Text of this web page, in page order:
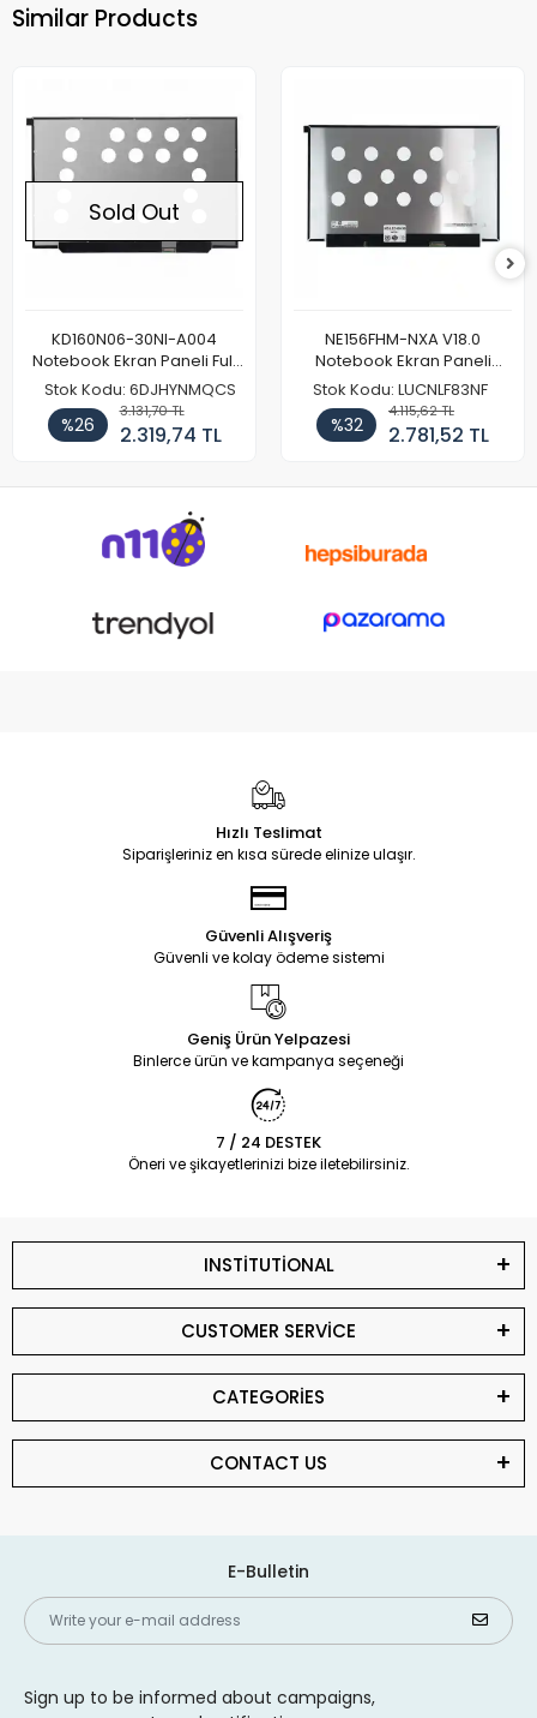
Similar Products
Sold Out
KD160N06-30NI-A004
Notebook Ekran Paneli Full
HD
Stok Kodu: 6DJHYNMQCS
%26
3.131,70 TL
2.319,74 TL
NE156FHM-NXA V18.0
Notebook Ekran Paneli
144Hz
Stok Kodu: LUCNLF83NF
%32
4.115,62 TL
2.781,52 TL
Hızlı Teslimat
Siparişleriniz en kısa sürede elinize ulaşır.
Güvenli Alışveriş
Güvenli ve kolay ödeme sistemi
Geniş Ürün Yelpazesi
Binlerce ürün ve kampanya seçeneği
7 / 24 DESTEK
Öneri ve şikayetlerinizi bize iletebilirsiniz.
INSTİTUTİONAL
CUSTOMER SERVİCE
CATEGORİES
CONTACT US
E-Bulletin
Sign up to be informed about campaigns,